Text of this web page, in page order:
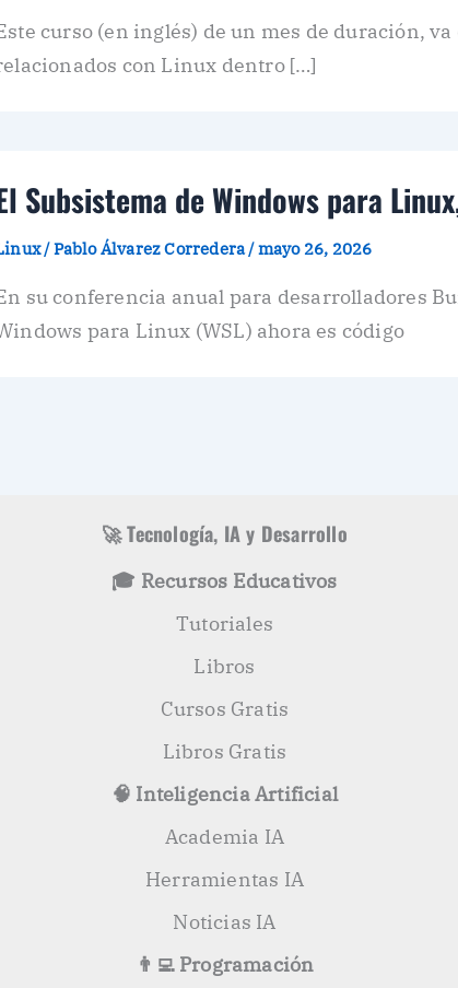
curso (en inglés) de un mes de duración,
con Linux dentro […]
Subsistema de Windows para
/Pablo Álvarez Corredera/mayo 26, 2026
su conferencia anual para desarrolladores
para Linux (WSL) ahora es código
🚀 Tecnología, IA y Desarrollo
🎓 Recursos Educativos
Tutoriales
Libros
Cursos Gratis
Libros Gratis
🧠 Inteligencia Artificial
Academia IA
Herramientas IA
Noticias IA
👨‍💻 Programación